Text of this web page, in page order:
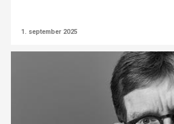
1. september 2025